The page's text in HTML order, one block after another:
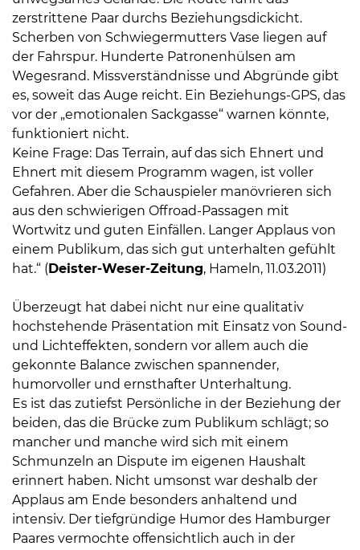
zerstrittene Paar durchs Beziehungsdickicht.
Scherben von Schwiegermutters Vase liegen auf
der Fahrspur. Hunderte Patronenhülsen am
Wegesrand. Missverständnisse und Abgründe gibt
es, soweit das Auge reicht. Ein Beziehungs-GPS, das
vor der „emotionalen Sackgasse“ warnen könnte,
funktioniert nicht.
Keine Frage: Das Terrain, auf das sich Ehnert und
Ehnert mit diesem Programm wagen, ist voller
Gefahren. Aber die Schauspieler manövrieren sich
aus den schwierigen Offroad-Passagen mit
Wortwitz und guten Einfällen. Langer Applaus von
einem Publikum, das sich gut unterhalten gefühlt
hat.“ (Deister-Weser-Zeitung, Hameln, 11.03.2011)
Überzeugt hat dabei nicht nur eine qualitativ
hochstehende Präsentation mit Einsatz von Sound-
und Lichteffekten, sondern vor allem auch die
gekonnte Balance zwischen spannender,
humorvoller und ernsthafter Unterhaltung.
Es ist das zutiefst Persönliche in der Beziehung der
beiden, das die Brücke zum Publikum schlägt; so
mancher und manche wird sich mit einem
Schmunzeln an Dispute im eigenen Haushalt
erinnert haben. Nicht umsonst war deshalb der
Applaus am Ende besonders anhaltend und
intensiv. Der tiefgründige Humor des Hamburger
Paares vermochte offensichtlich auch in der